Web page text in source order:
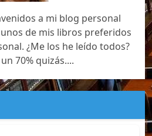
a mi blog personal
de mis libros preferidos
¿Me los he leído todos?
70% quizás....